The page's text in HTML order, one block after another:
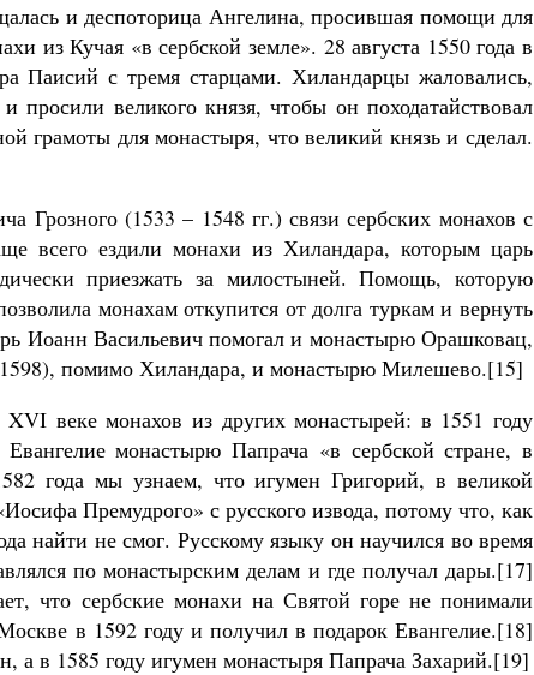
и деспоторица Ангелина, просившая помощи для
из Кучая «в сербской земле». 28 августа 1550 года в
Паисий с тремя старцами. Хиландарцы жаловались,
просили великого князя, чтобы он походатайствовал
грамоты для монастыря, что великий князь и сделал.
Грозного (1533 – 1548 гг.) связи сербских монахов с
всего ездили монахи из Хиландара, которым царь
приезжать за милостыней. Помощь, которую
монахам откупится от долга туркам и вернуть
Иоанн Васильевич помогал и монастырю Орашковац,
помимо Хиландара, и монастырю Милешево.[15]
веке монахов из других монастырей: в 1551 году
монастырю Папрача «в сербской стране, в
года мы узнаем, что игумен Григорий, в великой
Премудрого» с русского извода, потому что, как
найти не смог. Русскому языку он научился во время
по монастырским делам и где получал дары.[17]
что сербские монахи на Святой горе не понимали
в 1592 году и получил в подарок Евангелие.[18]
в 1585 году игумен монастыря Папрача Захарий.[19]